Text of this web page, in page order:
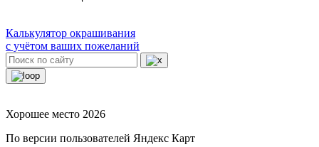
Калькулятор окрашивания
с учётом ваших пожеланий
Хорошее место 2026
По версии пользователей Яндекс Карт